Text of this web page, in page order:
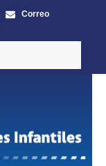
Correo